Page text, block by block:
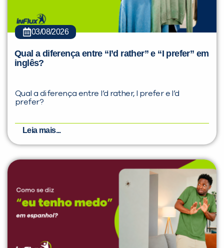
03/08/2026
Qual a diferença entre “I’d rather” e “I prefer” em
inglês?
Qual a diferença entre I’d rather, I prefer e I’d
prefer?
Leia mais...